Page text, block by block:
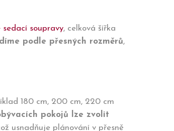
sedací soupravy, celková šířka
podle přesných rozměrů,
180 cm, 200 cm, 220 cm
pokojů lze zvolit
usnadňuje plánování v přesně